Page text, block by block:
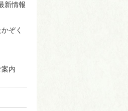
新情報
ぞく
内